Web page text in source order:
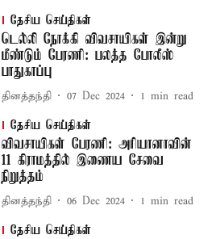
தேசிய செய்திகள்
டெல்லி நோக்கி விவசாயிகள் இன்று
மீண்டும் பேரணி: பலத்த போலீஸ்
பாதுகாப்பு
தினத்தந்தி 07 Dec 2024 1 min read
தேசிய செய்திகள்
விவசாயிகள் பேரணி: அரியானாவின்
11 கிராமத்தில் இணைய சேவை
நிறுத்தம்
தினத்தந்தி 06 Dec 2024 1 min read
தேசிய செய்திகள்